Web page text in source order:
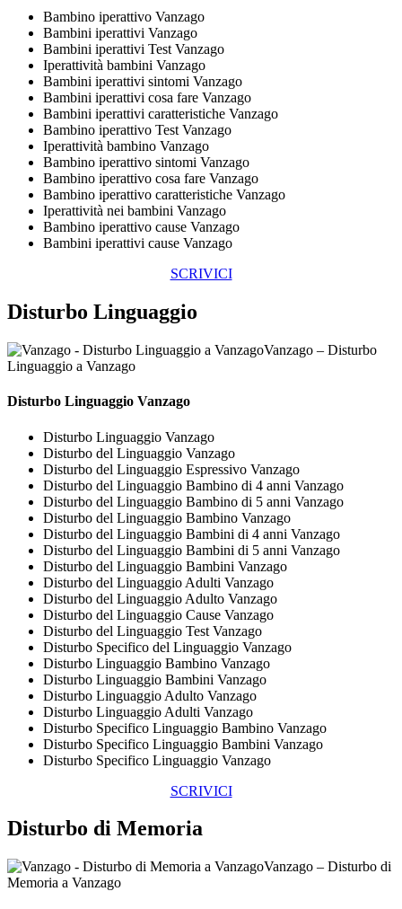
Bambino iperattivo Vanzago
Bambini iperattivi Vanzago
Bambini iperattivi Test Vanzago
Iperattività bambini Vanzago
Bambini iperattivi sintomi Vanzago
Bambini iperattivi cosa fare Vanzago
Bambini iperattivi caratteristiche Vanzago
Bambino iperattivo Test Vanzago
Iperattività bambino Vanzago
Bambino iperattivo sintomi Vanzago
Bambino iperattivo cosa fare Vanzago
Bambino iperattivo caratteristiche Vanzago
Iperattività nei bambini Vanzago
Bambino iperattivo cause Vanzago
Bambini iperattivi cause Vanzago
SCRIVICI
Disturbo Linguaggio
Vanzago – Disturbo
Linguaggio a Vanzago
Disturbo Linguaggio Vanzago
Disturbo Linguaggio Vanzago
Disturbo del Linguaggio Vanzago
Disturbo del Linguaggio Espressivo Vanzago
Disturbo del Linguaggio Bambino di 4 anni Vanzago
Disturbo del Linguaggio Bambino di 5 anni Vanzago
Disturbo del Linguaggio Bambino Vanzago
Disturbo del Linguaggio Bambini di 4 anni Vanzago
Disturbo del Linguaggio Bambini di 5 anni Vanzago
Disturbo del Linguaggio Bambini Vanzago
Disturbo del Linguaggio Adulti Vanzago
Disturbo del Linguaggio Adulto Vanzago
Disturbo del Linguaggio Cause Vanzago
Disturbo del Linguaggio Test Vanzago
Disturbo Specifico del Linguaggio Vanzago
Disturbo Linguaggio Bambino Vanzago
Disturbo Linguaggio Bambini Vanzago
Disturbo Linguaggio Adulto Vanzago
Disturbo Linguaggio Adulti Vanzago
Disturbo Specifico Linguaggio Bambino Vanzago
Disturbo Specifico Linguaggio Bambini Vanzago
Disturbo Specifico Linguaggio Vanzago
SCRIVICI
Disturbo di Memoria
Vanzago – Disturbo di
Memoria a Vanzago